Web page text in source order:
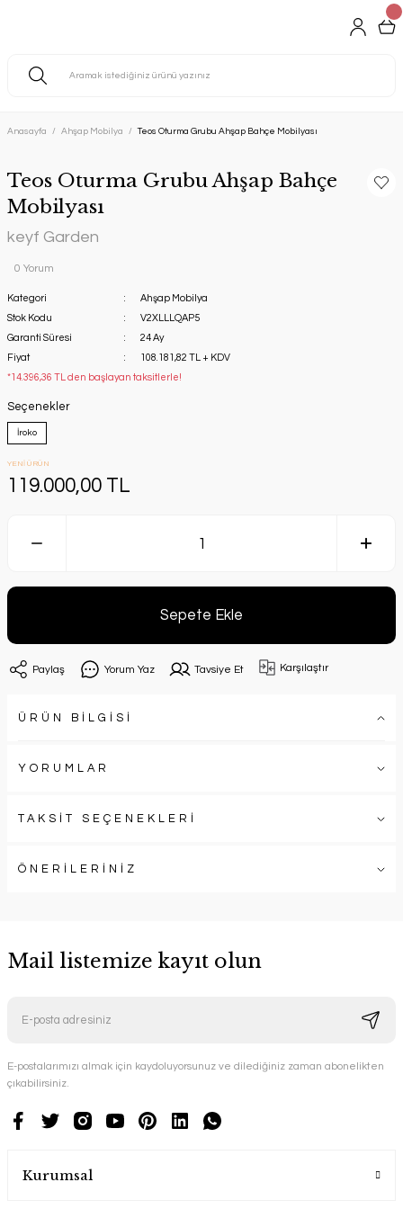
Anasayfa Ahşap Mobilya Teos Oturma Grubu Ahşap Bahçe Mobilyası
Teos Oturma Grubu Ahşap Bahçe
Mobilyası
keyf Garden
0 Yorum
Kategori
Ahşap Mobilya
Stok Kodu
V2XLLLQAP5
Garanti Süresi
24 Ay
Fiyat
108.181,82 TL + KDV
*14.396,36 TL den başlayan taksitlerle!
Seçenekler
İroko
YENİ ÜRÜN
119.000,00 TL
Sepete Ekle
Paylaş Yorum Yaz Tavsiye Et Karşılaştır
ÜRÜN BİLGİSİ
YORUMLAR
TAKSİT SEÇENEKLERİ
ÖNERİLERİNİZ
Mail listemize kayıt olun
E-postalarımızı almak için kaydoluyorsunuz ve dilediğiniz zaman abonelikten
çıkabilirsiniz.
Kurumsal